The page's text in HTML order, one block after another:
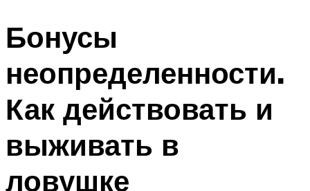
Бонусы
неопределенности.
Как действовать и
выживать в
ловушке